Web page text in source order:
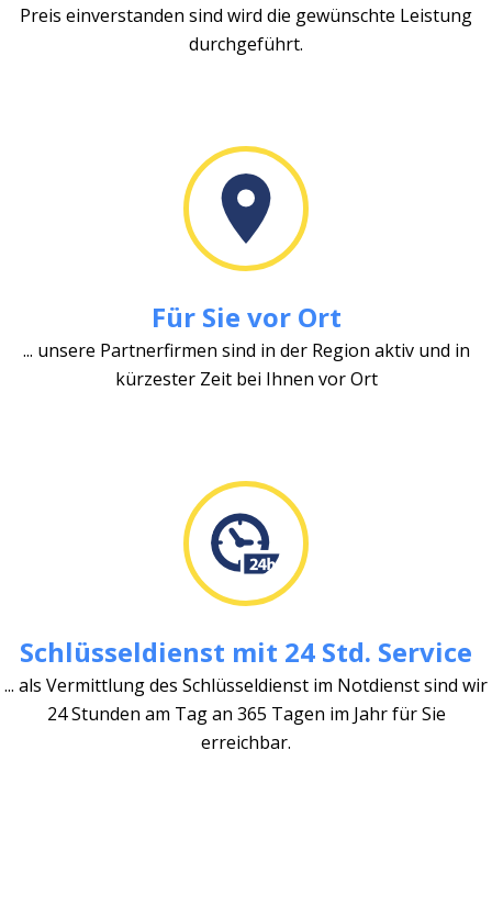
Preis einverstanden sind wird die gewünschte Leistung
durchgeführt.
Für Sie vor Ort
... unsere Partnerfirmen sind in der Region aktiv und in
kürzester Zeit bei Ihnen vor Ort
Schlüsseldienst mit 24 Std. Service
... als Vermittlung des Schlüsseldienst im Notdienst sind wir
24 Stunden am Tag an 365 Tagen im Jahr für Sie
erreichbar.